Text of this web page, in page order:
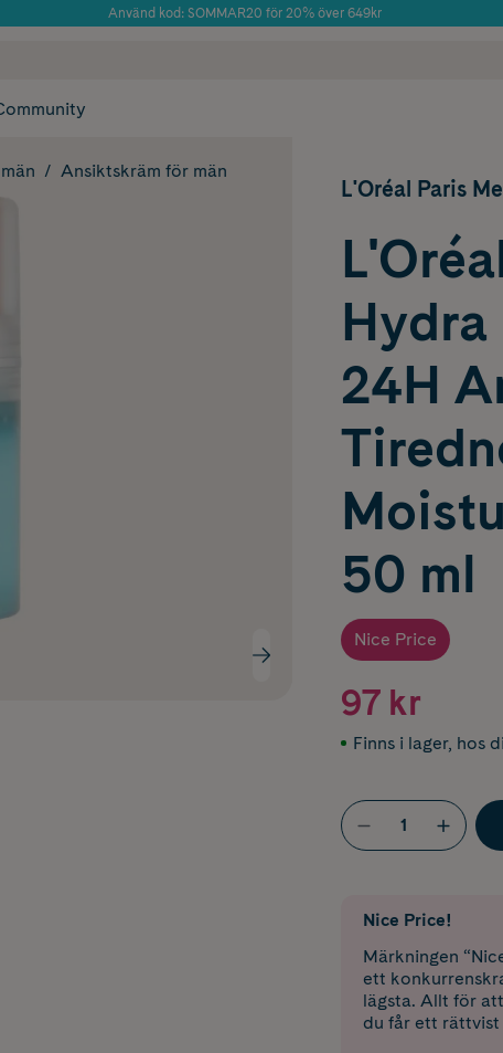
Använd kod: SOMMAR20 för 20% över 649kr
Ansiktskräm för män
L'Oréal Paris
Hydra
24H
50 ml
Nice Price
97 kr
Finns i lager, hos
Nice Price!
Märkningen
ett
lägsta. Allt för
du får ett rättvist